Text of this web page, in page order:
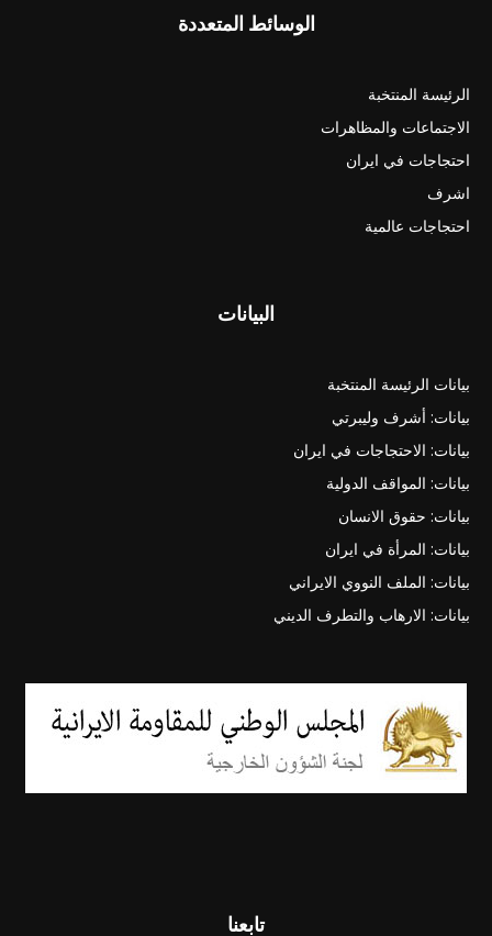
الوسائط المتعددة
الرئيسة المنتخبة
الاجتماعات والمظاهرات
احتجاجات في ايران
اشرف
احتجاجات عالمية
البيانات
بيانات الرئيسة المنتخبة
بيانات: أشرف وليبرتي
بيانات: الاحتجاجات في ايران
بيانات: المواقف الدولية
بيانات: حقوق الانسان
بيانات: المرأة في ايران
بيانات: الملف النووي الايراني
بيانات: الارهاب والتطرف الديني
تابعنا